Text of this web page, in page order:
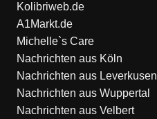
Kolibriweb.de
A1Markt.de
Michelle`s Care
Nachrichten aus Köln
Nachrichten aus Leverkusen
Nachrichten aus Wuppertal
Nachrichten aus Velbert